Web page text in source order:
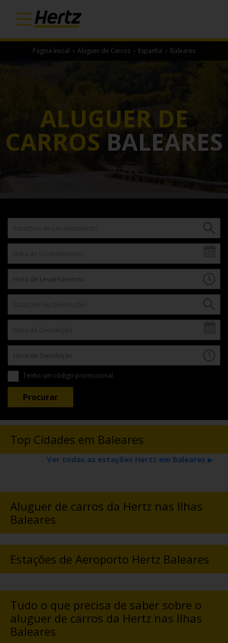
Página Inicial › Aluguer de Carros › Espanha › Baleares
ALUGUER DE
CARROS BALEARES
Tenho um código promocional
Top Cidades em Baleares
Ver todas as estações Hertz em Baleares ▶
Aluguer de carros da Hertz nas Ilhas
Baleares
Estações de Aeroporto Hertz Baleares
Tudo o que precisa de saber sobre o
aluguer de carros da Hertz nas Ilhas
Baleares